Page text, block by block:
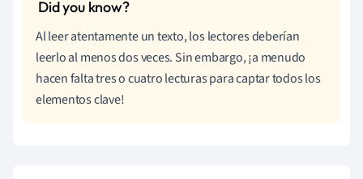
Al leer atentamente un texto, los lectores deberían
leerlo al menos dos veces. Sin embargo, ¡a menudo
hacen falta tres o cuatro lecturas para captar todos los
elementos clave!